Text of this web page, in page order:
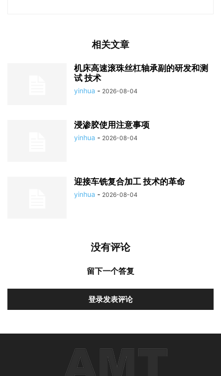
相关文章
机床高速滚珠丝杠轴承副的研发和测
试 技术
yinhua - 2026-08-04
浸渗胶使用注意事项
yinhua - 2026-08-04
迎接车铣复合加工 技术的革命
yinhua - 2026-08-04
没有评论
留下一个答复
登录发表评论